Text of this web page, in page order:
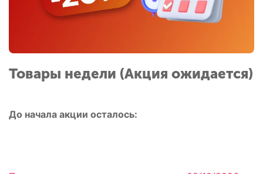
Товары недели (Акция ожидается)
До начала акции осталось: